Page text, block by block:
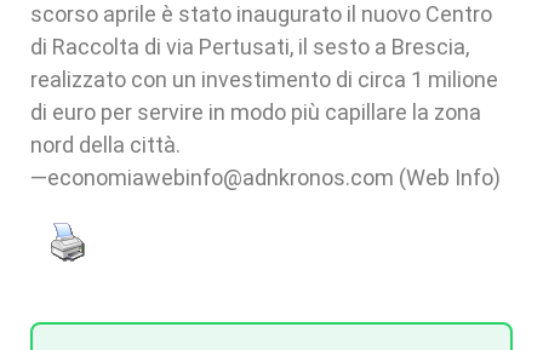
scorso aprile è stato inaugurato il nuovo Centro
di Raccolta di via Pertusati, il sesto a Brescia,
realizzato con un investimento di circa 1 milione
di euro per servire in modo più capillare la zona
nord della città.
—economiawebinfo@adnkronos.com (Web Info)